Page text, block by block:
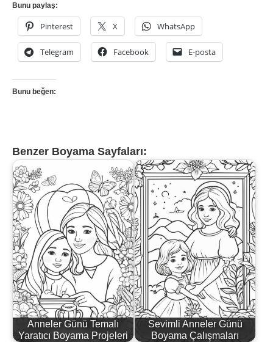
Bunu paylaş:
Pinterest X WhatsApp
Telegram Facebook E-posta
Bunu beğen:
Benzer Boyama Sayfaları:
Anneler Günü Temalı
Yaratıcı Boyama Projeleri
Sevimli Anneler Günü
Boyama Çalışmaları